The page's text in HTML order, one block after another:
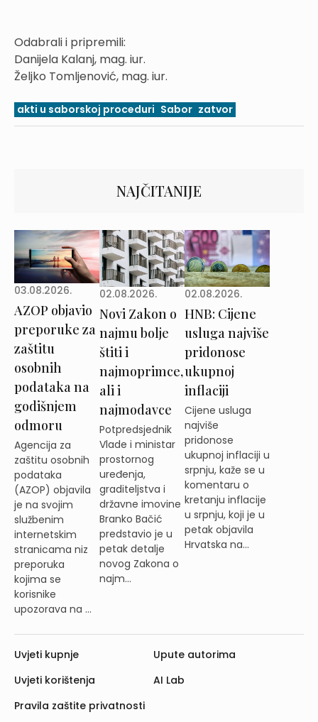
Odabrali i pripremili:
Danijela Kalanj, mag. iur.
Željko Tomljenović, mag. iur.
akti u saborskoj proceduri Sabor zatvor
NAJČITANIJE
03.08.2026.
AZOP objavio
preporuke za
zaštitu
osobnih
podataka na
godišnjem
odmoru
Agencija za
zaštitu osobnih
podataka
(AZOP) objavila
je na svojim
službenim
internetskim
stranicama niz
preporuka
kojima se
korisnike
upozorava na ...
02.08.2026.
Novi Zakon o
najmu bolje
štiti i
najmoprimce,
ali i
najmodavce
Potpredsjednik
Vlade i ministar
prostornog
uređenja,
graditeljstva i
državne imovine
Branko Bačić
predstavio je u
petak detalje
novog Zakona o
najm...
02.08.2026.
HNB: Cijene
usluga najviše
pridonose
ukupnoj
inflaciji
Cijene usluga
najviše
pridonose
ukupnoj inflaciji u
srpnju, kaže se u
komentaru o
kretanju inflacije
u srpnju, koji je u
petak objavila
Hrvatska na...
Uvjeti kupnje
Uvjeti korištenja
Pravila zaštite privatnosti
Upute autorima
AI Lab